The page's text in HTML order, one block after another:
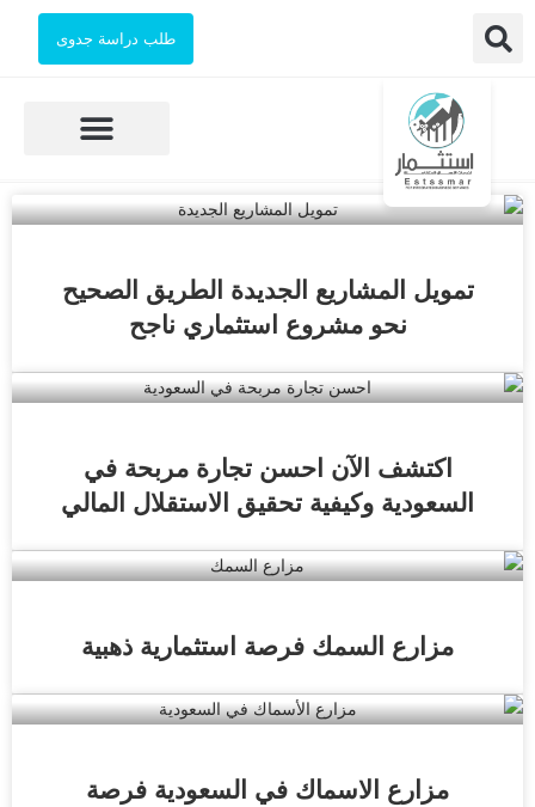
طلب دراسة جدوى
تمويل المشاريع الجديدة الطريق الصحيح
نحو مشروع استثماري ناجح
اكتشف الآن احسن تجارة مربحة في
السعودية وكيفية تحقيق الاستقلال المالي
مزارع السمك فرصة استثمارية ذهبية
مزارع الاسماك في السعودية فرصة